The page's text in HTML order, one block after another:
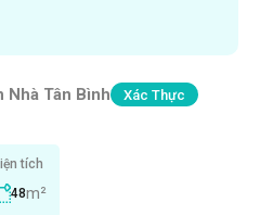
Nhà Tân Bình Xác Thực
tích
48m²